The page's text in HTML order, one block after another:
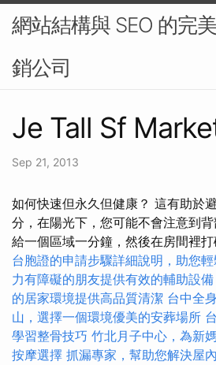
網站結構與 SEO 的完
銷公司
Je Tall Sf
Sep 21, 2013
如何快速但永久但健康？ 這有助於
分，在陽光下，您可能不會注意到
給一個區域一分鐘，然後在房間裡
台胞證的申請步驟詳細說明，助您
力有障礙的朋友提供有效的輔助設備
的居家環境提供高品質清潔 台中全
山，選擇一個環境優美的安葬場所
學習整骨技巧 竹北月子中心，為新
按摩選擇 抓漏專家，幫助您解決屋